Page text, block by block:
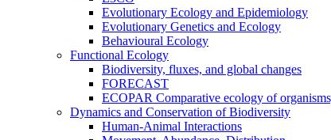
Evolutionary Ecology and Epidemiology
Evolutionary Genetics and Ecology
Behavioural Ecology
Functional Ecology
Biodiversity, fluxes, and global changes
FORECAST
ECOPAR Comparative ecology of
Dynamics and Conservation of Biodiversity
Human-Animal Interactions